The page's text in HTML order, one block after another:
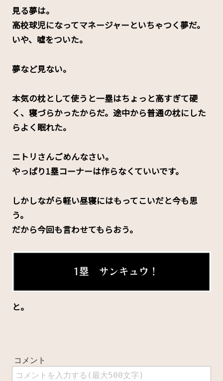
見る夢は。
高校球児になってマネージャーといちゃつく夢だ。
いや、嘘をついた。
夢など見ない。
本気の枕として使うと一塁はちょっと高すぎて硬
く、寝づらかったからだ。途中から普通の枕にした
らよく眠れた。
ニトリさんごめんなさい。
やっぱり1塁コーナーは作らなくていいです。
しかしながら軽い昼寝にはもってこいだと今も思
う。
だから今回も言わせてもらおう。
と。